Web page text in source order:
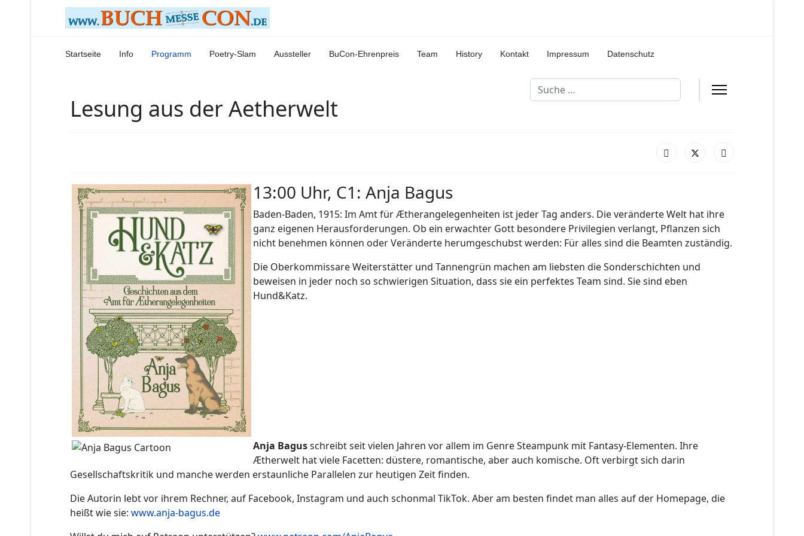
Startseite Info Programm Poetry-Slam Aussteller BuCon-Ehrenpreis Team History Kontakt Impressum Datenschutz
Suchen
Lesung aus der Aetherwelt
13:00 Uhr, C1: Anja Bagus
Baden-Baden, 1915: Im Amt für Ætherangelegenheiten ist jeder Tag anders. Die veränderte Welt hat ihre
ganz eigenen Herausforderungen. Ob ein erwachter Gott besondere Privilegien verlangt, Pflanzen sich
nicht benehmen können oder Veränderte herumgeschubst werden: Für alles sind die Beamten zuständig.
Die Oberkommissare Weiterstätter und Tannengrün machen am liebsten die Sonderschichten und
beweisen in jeder noch so schwierigen Situation, dass sie ein perfektes Team sind. Sie sind eben
Hund&Katz.
Anja Bagusschreibt seit vielen Jahren vor allem im Genre Steampunk mit Fantasy-Elementen. Ihre
Ætherwelt hat viele Facetten: düstere, romantische, aber auch komische. Oft verbirgt sich darin
Gesellschaftskritik und manche werden erstaunliche Parallelen zur heutigen Zeit finden.
Die Autorin lebt vor ihrem Rechner, auf Facebook, Instagram und auch schonmal TikTok. Aber am besten findet man alles auf der Homepage, die
heißt wie sie: www.anja-bagus.de